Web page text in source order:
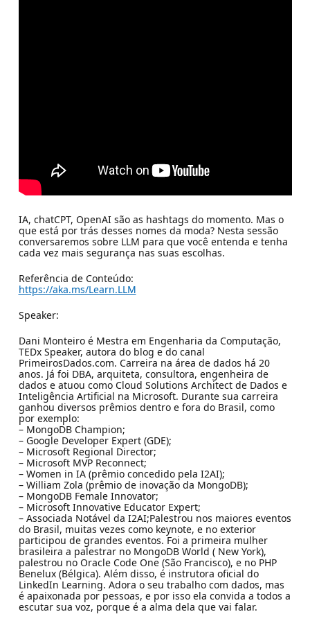
IA, chatCPT, OpenAI são as hashtags do momento. Mas o
que está por trás desses nomes da moda? Nesta sessão
conversaremos sobre LLM para que você entenda e tenha
cada vez mais segurança nas suas escolhas.
Referência de Conteúdo:
https://aka.ms/Learn.LLM
Speaker:
Dani Monteiro é Mestra em Engenharia da Computação,
TEDx Speaker, autora do blog e do canal
PrimeirosDados.com. Carreira na área de dados há 20
anos. Já foi DBA, arquiteta, consultora, engenheira de
dados e atuou como Cloud Solutions Architect de Dados e
Inteligência Artificial na Microsoft. Durante sua carreira
ganhou diversos prêmios dentro e fora do Brasil, como
por exemplo:
– MongoDB Champion;
– Google Developer Expert (GDE);
– Microsoft Regional Director;
– Microsoft MVP Reconnect;
– Women in IA (prêmio concedido pela I2AI);
– William Zola (prêmio de inovação da MongoDB);
– MongoDB Female Innovator;
– Microsoft Innovative Educator Expert;
– Associada Notável da I2AI;Palestrou nos maiores eventos
do Brasil, muitas vezes como keynote, e no exterior
participou de grandes eventos. Foi a primeira mulher
brasileira a palestrar no MongoDB World ( New York),
palestrou no Oracle Code One (São Francisco), e no PHP
Benelux (Bélgica). Além disso, é instrutora oficial do
LinkedIn Learning. Adora o seu trabalho com dados, mas
é apaixonada por pessoas, e por isso ela convida a todos a
escutar sua voz, porque é a alma dela que vai falar.